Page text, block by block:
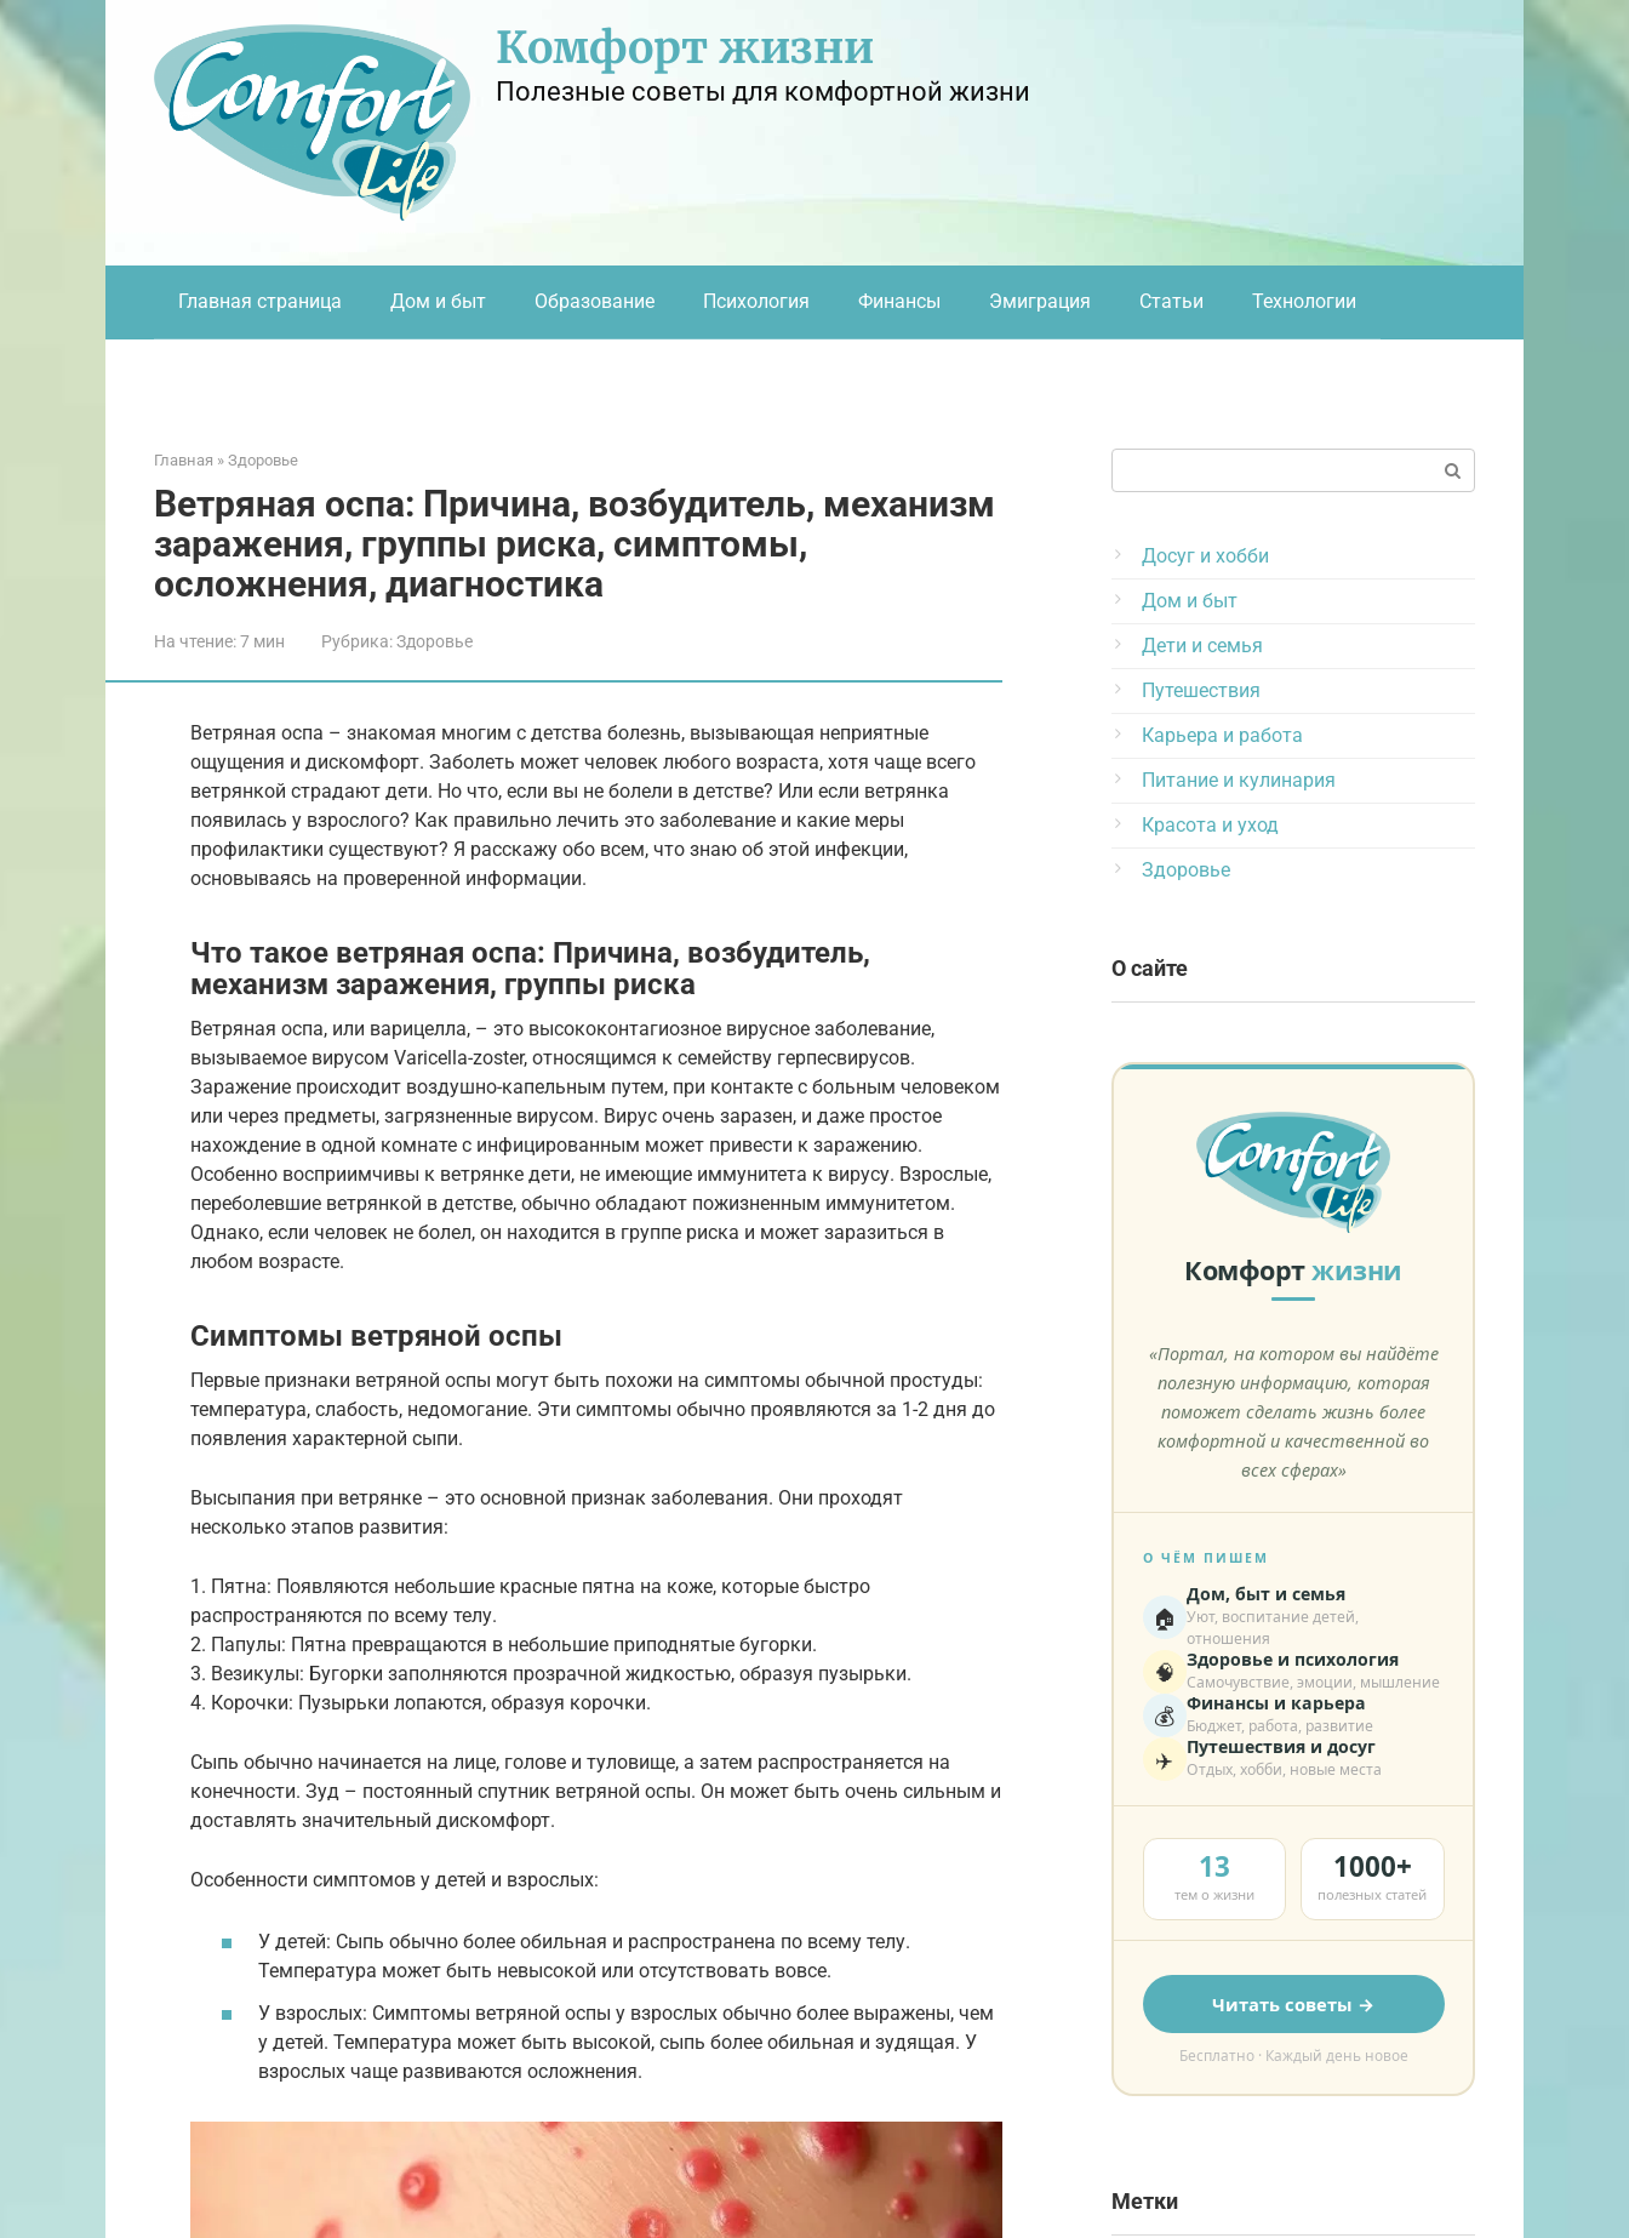
Перейти
контенту
Комфорт жизни
Полезные советы для комфортной жизни
Главная страница Дом и быт Образование Психология Финансы Эмиграция Статьи Технологии
Главная » Здоровье
Ветряная оспа: Причина, возбудитель, механизм
заражения, группы риска, симптомы,
осложнения, диагностика
На чтение:7 мин Рубрика:Здоровье
Ветряная оспа – знакомая многим с детства болезнь, вызывающая неприятные
ощущения и дискомфорт. Заболеть может человек любого возраста, хотя чаще всего
ветрянкой страдают дети. Но что, если вы не болели в детстве? Или если ветрянка
появилась у взрослого? Как правильно лечить это заболевание и какие меры
профилактики существуют? Я расскажу обо всем, что знаю об этой инфекции,
основываясь на проверенной информации.
Что такое ветряная оспа: Причина, возбудитель,
механизм заражения, группы риска
Ветряная оспа, или варицелла, – это высококонтагиозное вирусное заболевание,
вызываемое вирусом Varicella-zoster, относящимся к семейству герпесвирусов.
Заражение происходит воздушно-капельным путем, при контакте с больным человеком
или через предметы, загрязненные вирусом. Вирус очень заразен, и даже простое
нахождение в одной комнате с инфицированным может привести к заражению.
Особенно восприимчивы к ветрянке дети, не имеющие иммунитета к вирусу. Взрослые,
переболевшие ветрянкой в детстве, обычно обладают пожизненным иммунитетом.
Однако, если человек не болел, он находится в группе риска и может заразиться в
любом возрасте.
Симптомы ветряной оспы
Первые признаки ветряной оспы могут быть похожи на симптомы обычной простуды:
температура, слабость, недомогание. Эти симптомы обычно проявляются за 1-2 дня до
появления характерной сыпи.
Высыпания при ветрянке – это основной признак заболевания. Они проходят
несколько этапов развития:
1. Пятна: Появляются небольшие красные пятна на коже, которые быстро
распространяются по всему телу.
2. Папулы: Пятна превращаются в небольшие приподнятые бугорки.
3. Везикулы: Бугорки заполняются прозрачной жидкостью, образуя пузырьки.
4. Корочки: Пузырьки лопаются, образуя корочки.
Сыпь обычно начинается на лице, голове и туловище, а затем распространяется на
конечности. Зуд – постоянный спутник ветряной оспы. Он может быть очень сильным и
доставлять значительный дискомфорт.
Особенности симптомов у детей и взрослых:
У детей: Сыпь обычно более обильная и распространена по всему телу.
Температура может быть невысокой или отсутствовать вовсе.
У взрослых: Симптомы ветряной оспы у взрослых обычно более выражены, чем
у детей. Температура может быть высокой, сыпь более обильная и зудящая. У
взрослых чаще развиваются осложнения.
Досуг и хобби
Дом и быт
Дети и семья
Путешествия
Карьера и работа
Питание и кулинария
Красота и уход
Здоровье
О сайте
Комфортжизни
«Портал, на котором вы найдёте
полезную информацию, которая
поможет сделать жизнь более
комфортной и качественной во
всех сферах»
О ЧЁМ ПИШЕМ
🏠
Дом, быт и семья
Уют, воспитание детей,
отношения
🧠 Здоровье и психология
Самочувствие, эмоции, мышление
💰 Финансы и карьера
Бюджет, работа, развитие
✈️ Путешествия и досуг
Отдых, хобби, новые места
13
тем о жизни
1000+
полезных статей
Читать советы →
Бесплатно · Каждый день новое
Метки